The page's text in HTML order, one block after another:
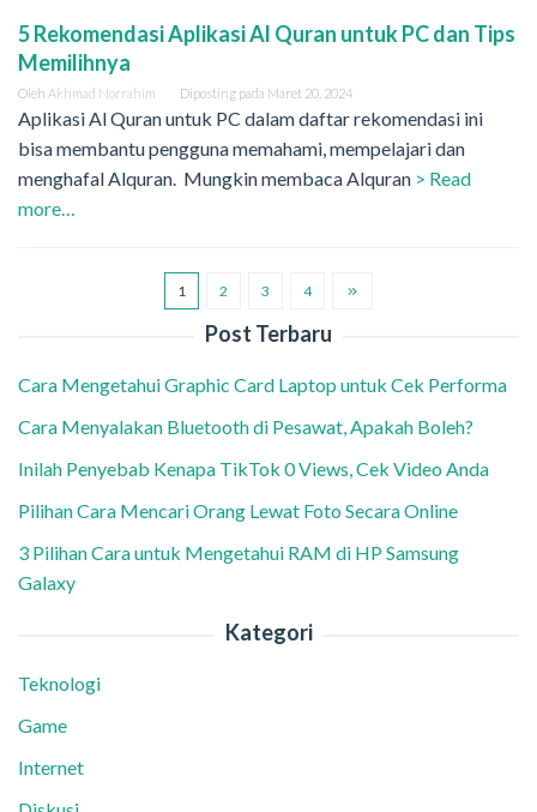
5 Rekomendasi Aplikasi Al Quran untuk PC dan Tips
Memilihnya
Oleh Akhmad Norrahim Diposting pada Maret 20, 2024
Aplikasi Al Quran untuk PC dalam daftar rekomendasi ini
bisa membantu pengguna memahami, mempelajari dan
menghafal Alquran. Mungkin membaca Alquran > Read
more…
1 2 3 4
Post Terbaru
Cara Mengetahui Graphic Card Laptop untuk Cek Performa
Cara Menyalakan Bluetooth di Pesawat, Apakah Boleh?
Inilah Penyebab Kenapa TikTok 0 Views, Cek Video Anda
Pilihan Cara Mencari Orang Lewat Foto Secara Online
3 Pilihan Cara untuk Mengetahui RAM di HP Samsung
Galaxy
Kategori
Teknologi
Game
Internet